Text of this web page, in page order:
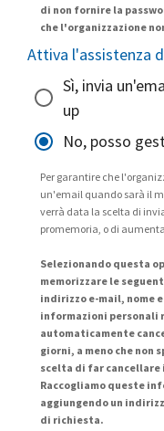
di non fornire la
che l'organizzazione
Attiva l'assistenza
Sì, invia
up
No, posso
Per garantire che
un'email quando sarà il
verrà data la scelta di
promemoria, o di
Selezionando questa
memorizzare le
indirizzo e-mail, nome
informazioni personali
automaticamente
giorni, a meno che non
scelta di far
Raccogliamo queste
aggiungendo un
di richiesta.